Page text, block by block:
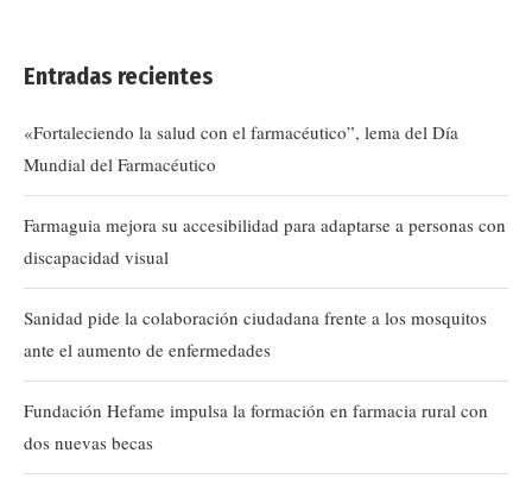
Entradas recientes
«Fortaleciendo la salud con el farmacéutico”, lema del Día
Mundial del Farmacéutico
Farmaguia mejora su accesibilidad para adaptarse a personas con
discapacidad visual
Sanidad pide la colaboración ciudadana frente a los mosquitos
ante el aumento de enfermedades
Fundación Hefame impulsa la formación en farmacia rural con
dos nuevas becas